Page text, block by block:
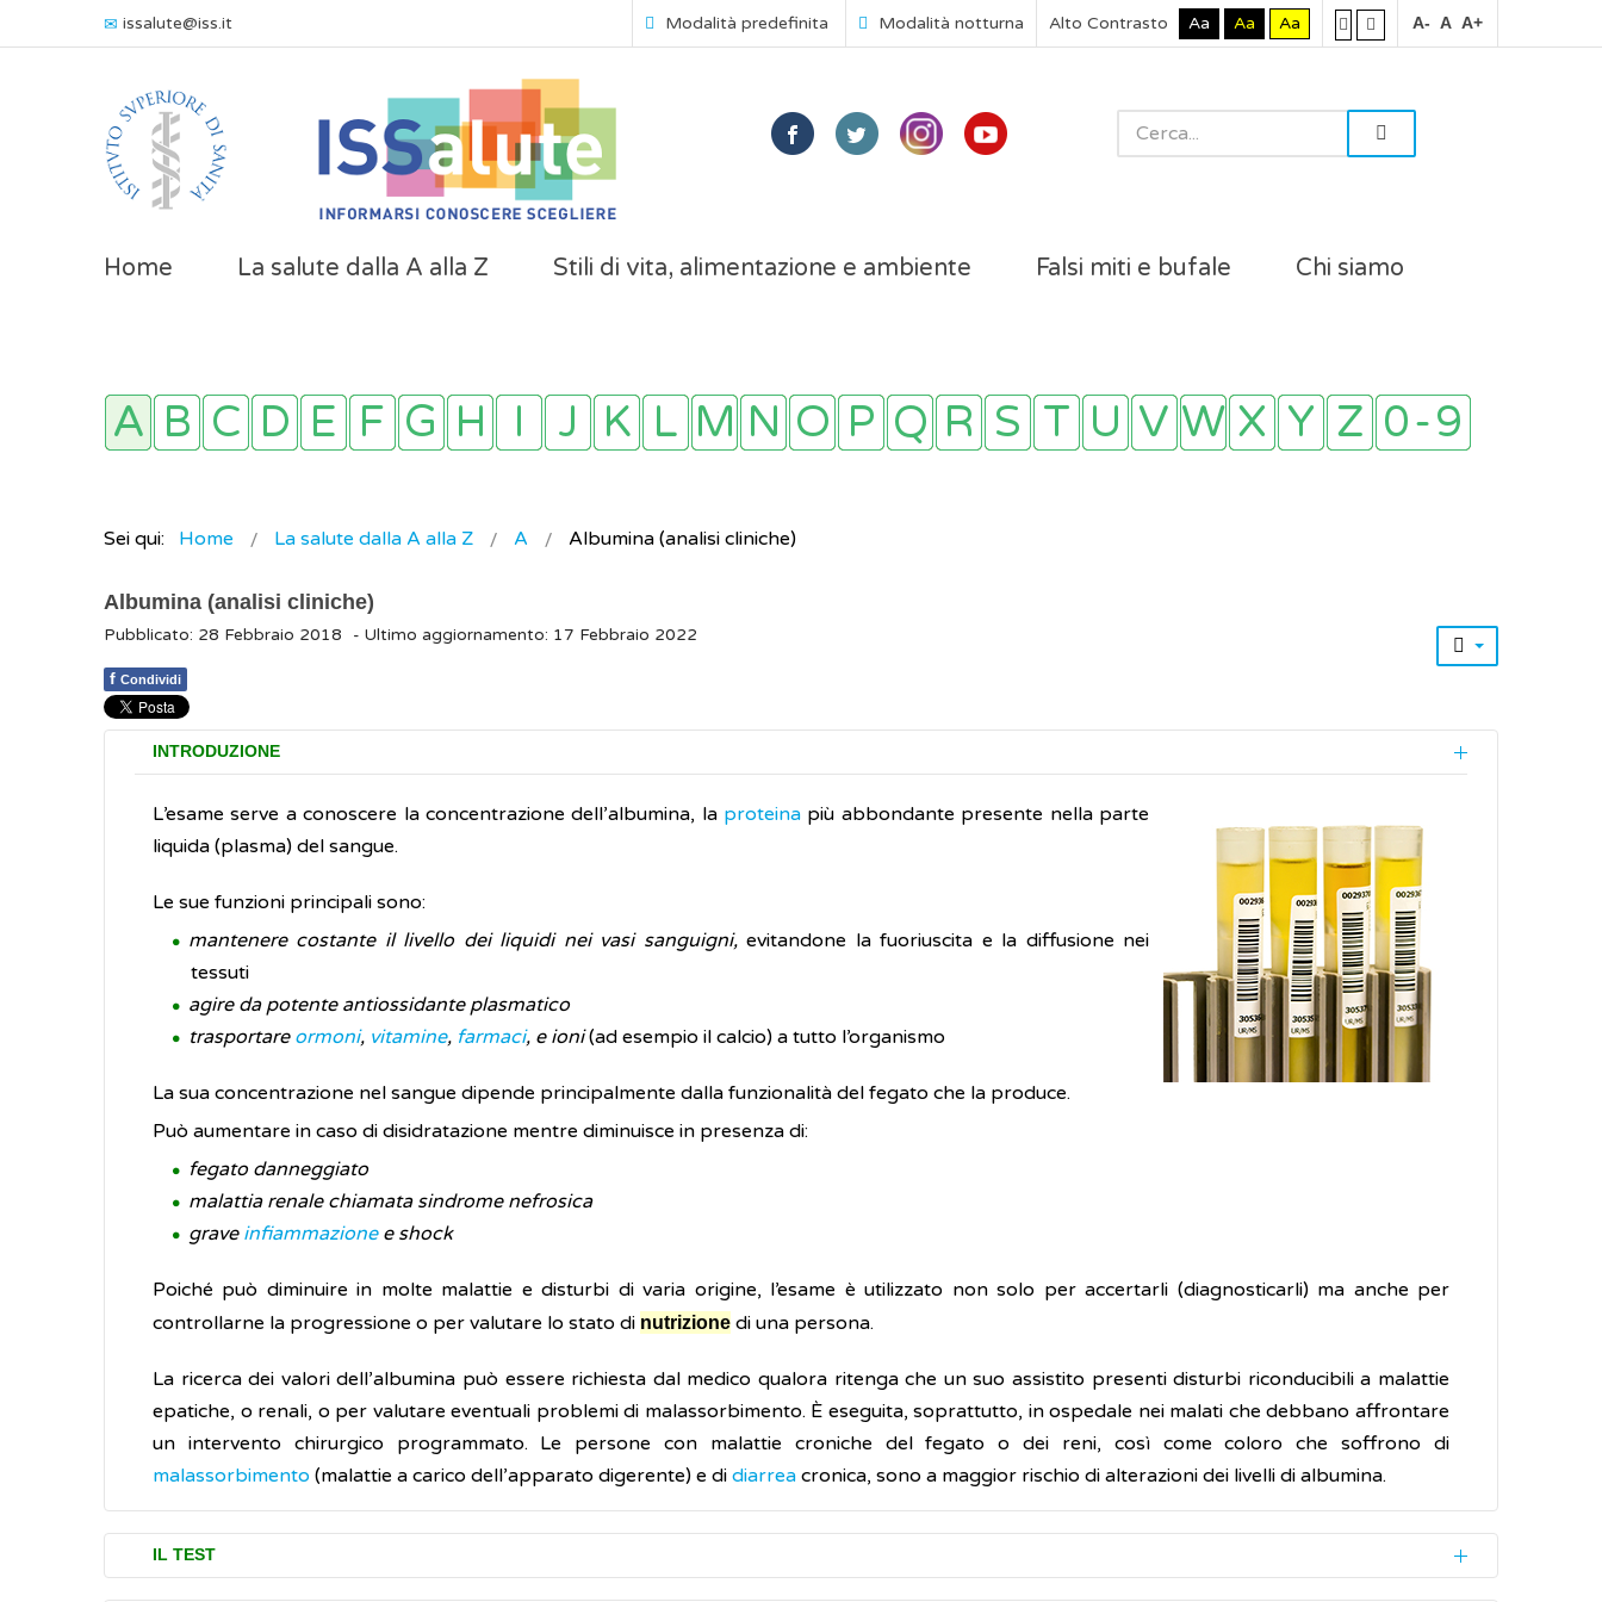
issalute@iss.it Modalità predefinita Modalità notturna Alto Contrasto Aa Aa Aa A- A A+
Home La salute dalla A alla Z Stili di vita, alimentazione e ambiente Falsi miti e bufale Chi siamo
Sei qui: Home La salute dalla A alla Z A Albumina (analisi cliniche)
Albumina (analisi cliniche)
Pubblicato: 28 Febbraio 2018 - Ultimo aggiornamento: 17 Febbraio 2022
f Condividi
INTRODUZIONE
L’esame serve a conoscere la concentrazione dell’albumina, la proteina più abbondante presente nella parte
liquida (plasma) del sangue.
Le sue funzioni principali sono:
mantenere costante il livello dei liquidi nei vasi sanguigni,evitandone la fuoriuscita e la diffusione nei
tessuti
agire da potente antiossidante plasmatico
trasportare ormoni, vitamine, farmaci, e ioni(ad esempio il calcio) a tutto l’organismo
La sua concentrazione nel sangue dipende principalmente dalla funzionalità del fegato che la produce.
Può aumentare in caso di disidratazione mentre diminuisce in presenza di:
fegato danneggiato
malattia renale chiamata sindrome nefrosica
grave infiammazione e shock
Poiché può diminuire in molte malattie e disturbi di varia origine, l’esame è utilizzato non solo per accertarli (diagnosticarli) ma anche per
controllarne la progressione o per valutare lo stato di nutrizione di una persona.
La ricerca dei valori dell’albumina può essere richiesta dal medico qualora ritenga che un suo assistito presenti disturbi riconducibili a malattie
epatiche, o renali, o per valutare eventuali problemi di malassorbimento. È eseguita, soprattutto, in ospedale nei malati che debbano affrontare
un intervento chirurgico programmato. Le persone con malattie croniche del fegato o dei reni, così come coloro che soffrono di
malassorbimento (malattie a carico dell’apparato digerente) e di diarrea cronica, sono a maggior rischio di alterazioni dei livelli di albumina.
IL TEST